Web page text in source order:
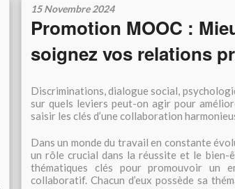
15 Novembre 2024
Promotion MOOC :
soignez vos relations
Discriminations, dialogue social,
sur quels leviers peut-on agir pour
saisir les clés d’une collaboration
Dans un monde du travail en constante
un rôle crucial dans la réussite et le bien-
thématiques clés pour promouvoir un
collaboratif. Chacun d’eux possède sa